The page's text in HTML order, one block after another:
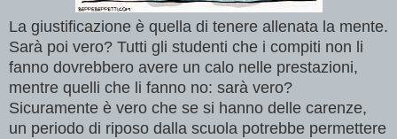
La giustificazione è quella di tenere allenata la mente.
Sarà poi vero? Tutti gli studenti che i compiti non li
fanno dovrebbero avere un calo nelle prestazioni,
mentre quelli che li fanno no: sarà vero?
Sicuramente è vero che se si hanno delle carenze,
un periodo di riposo dalla scuola potrebbe permettere